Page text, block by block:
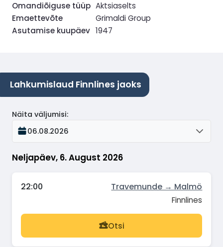
Omandiõiguse tüüp Aktsiaselts
Emaettevõte
Grimaldi Group
Asutamise kuupäev 1947
Lahkumislaud Finnlines jaoks
Neljapäev, 6. August 2026
Näita väljumisi:
06.08.2026
22:00 Travemunde → Malmö
Finnlines
Otsi